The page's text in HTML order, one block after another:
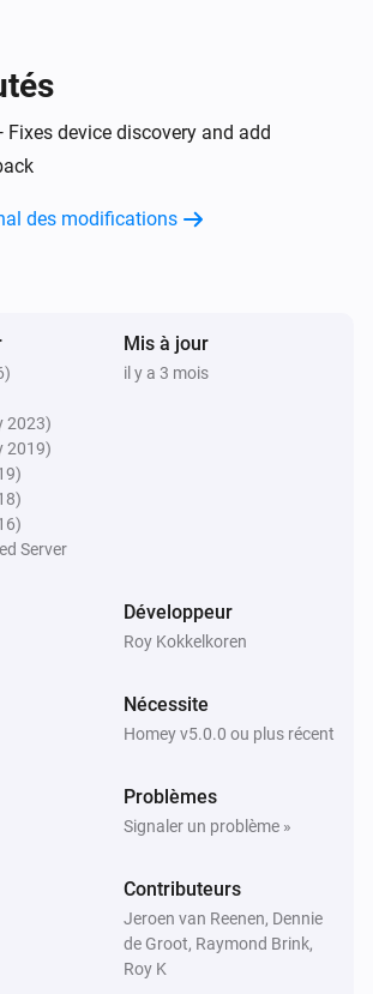
activé ou désactivé
device
Hub
your harmony hub
Select your harmony hub
device discovery and add
des modifications
2023)
2019)
Server
Mis à jour
il y a 3 mois
Développeur
Roy Kokkelkoren
Nécessite
Homey v5.0.0 ou plus récent
Problèmes
Signaler un problème »
Contributeurs
Jeroen van Reenen, Dennie
de Groot, Raymond Brink,
Roy K